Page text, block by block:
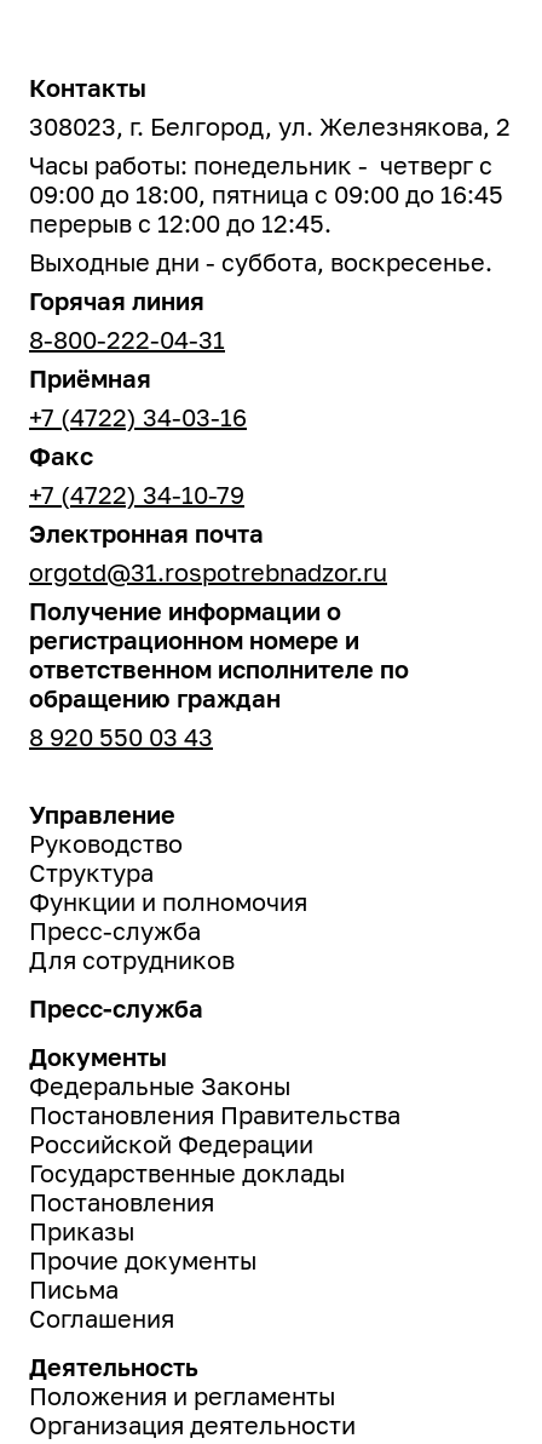
Контакты
308023, г. Белгород, ул. Железнякова, 2
Часы работы: понедельник - четверг с
09:00 до 18:00, пятница с 09:00 до 16:45
перерыв с 12:00 до 12:45.
Выходные дни - суббота, воскресенье.
Горячая линия
8-800-222-04-31
Приёмная
+7 (4722) 34-03-16
Факс
+7 (4722) 34-10-79
Электронная почта
orgotd@31.rospotrebnadzor.ru
Получение информации о
регистрационном номере и
ответственном исполнителе по
обращению граждан
8 920 550 03 43
Управление
Руководство
Структура
Функции и полномочия
Пресс-служба
Для сотрудников
Пресс-служба
Документы
Федеральные Законы
Постановления Правительства
Российской Федерации
Государственные доклады
Постановления
Приказы
Прочие документы
Письма
Соглашения
Деятельность
Положения и регламенты
Организация деятельности